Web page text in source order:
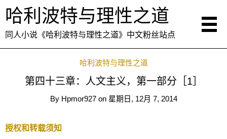
哈利波特与理性之道
同人小说《哈利波特与理性之道》中文粉丝站点
哈利波特与理性之道
第四十三章：人文主义，第一部分［1］
By Hpmor927 on 星期日, 12月 7, 2014
授权和转载须知